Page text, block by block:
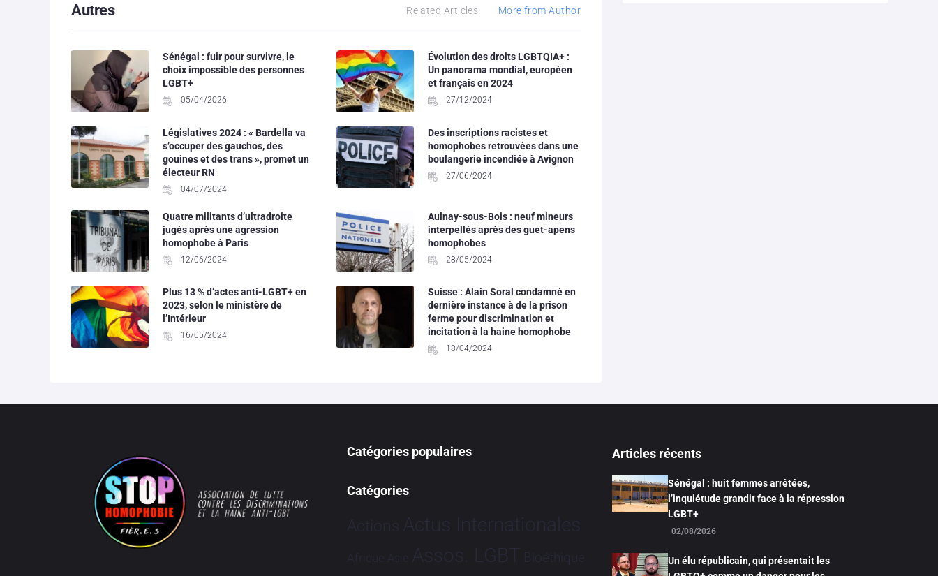
Autres Related Articles More from Author
Sénégal : fuir pour survivre, le
choix impossible des personnes
LGBT+
05/04/2026
Évolution des droits LGBTQIA+ :
Un panorama mondial, européen
et français en 2024
27/12/2024
Législatives 2024 : « Bardella va
s’occuper des gauchos, des
gouines et des trans », promet un
électeur RN
04/07/2024
Des inscriptions racistes et
homophobes retrouvées dans une
boulangerie incendiée à Avignon
27/06/2024
Quatre militants d’ultradroite
jugés après une agression
homophobe à Paris
12/06/2024
Aulnay-sous-Bois : neuf mineurs
interpellés après des guet-apens
homophobes
28/05/2024
Plus 13 % d’actes anti-LGBT+ en
2023, selon le ministère de
l’Intérieur
16/05/2024
Suisse : Alain Soral condamné en
dernière instance à de la prison
ferme pour discrimination et
incitation à la haine homophobe
18/04/2024
Catégories populaires
Catégories
Actions Actus Internationales
Afrique Asie Assos. LGBT Bioéthique
Articles récents
Sénégal : huit femmes arrêtées,
l’inquiétude grandit face à la répression
LGBT+
02/08/2026
Un élu républicain, qui présentait les